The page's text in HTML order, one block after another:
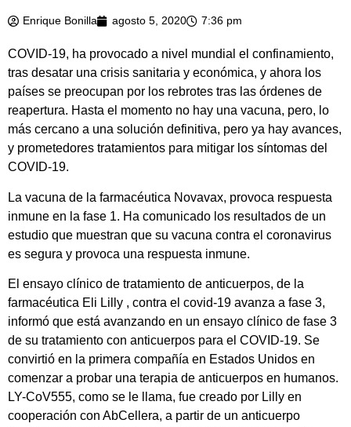
Enrique Bonilla agosto 5, 2020 7:36 pm
COVID-19, ha provocado a nivel mundial el confinamiento,
tras desatar una crisis sanitaria y económica, y ahora los
países se preocupan por los rebrotes tras las órdenes de
reapertura. Hasta el momento no hay una vacuna, pero, lo
más cercano a una solución definitiva, pero ya hay avances,
y prometedores tratamientos para mitigar los síntomas del
COVID-19.
La vacuna de la farmacéutica Novavax, provoca respuesta
inmune en la fase 1. Ha comunicado los resultados de un
estudio que muestran que su vacuna contra el coronavirus
es segura y provoca una respuesta inmune.
El ensayo clínico de tratamiento de anticuerpos, de la
farmacéutica Eli Lilly , contra el covid-19 avanza a fase 3,
informó que está avanzando en un ensayo clínico de fase 3
de su tratamiento con anticuerpos para el COVID-19. Se
convirtió en la primera compañía en Estados Unidos en
comenzar a probar una terapia de anticuerpos en humanos.
LY-CoV555, como se le llama, fue creado por Lilly en
cooperación con AbCellera, a partir de un anticuerpo